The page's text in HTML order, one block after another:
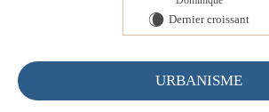
W Dernier croissant
URBANISME